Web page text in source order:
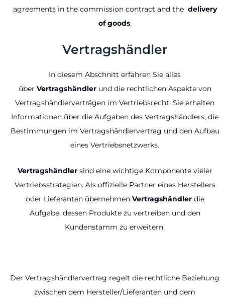
agreements in the commission contract and the delivery
of goods.
Vertragshändler
In diesem Abschnitt erfahren Sie alles
über Vertragshändlerund die rechtlichen Aspekte von
Vertragshändlerverträgen im Vertriebsrecht. Sie erhalten
Informationen über die Aufgaben des Vertragshändlers, die
Bestimmungen im Vertragshändlervertrag und den Aufbau
eines Vertriebsnetzwerks.
Vertragshändlersind eine wichtige Komponente vieler
Vertriebsstrategien. Als offizielle Partner eines Herstellers
oder Lieferanten übernehmen Vertragshändlerdie
Aufgabe, dessen Produkte zu vertreiben und den
Kundenstamm zu erweitern.
Der Vertragshändlervertrag regelt die rechtliche Beziehung
zwischen dem Hersteller/Lieferanten und dem